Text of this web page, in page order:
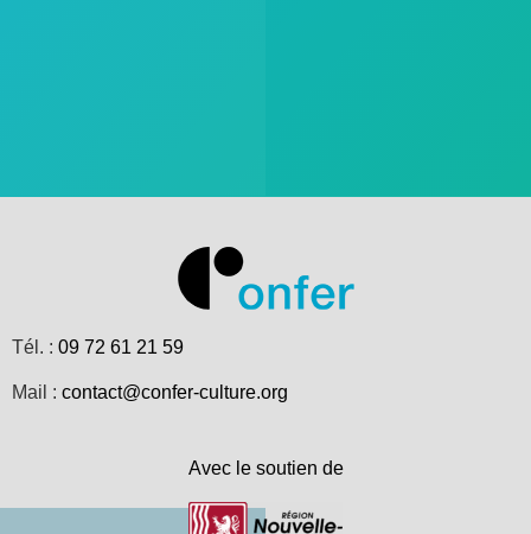
Tél. : 09 72 61 21 59
Mail : contact@confer-culture.org
Avec le soutien de